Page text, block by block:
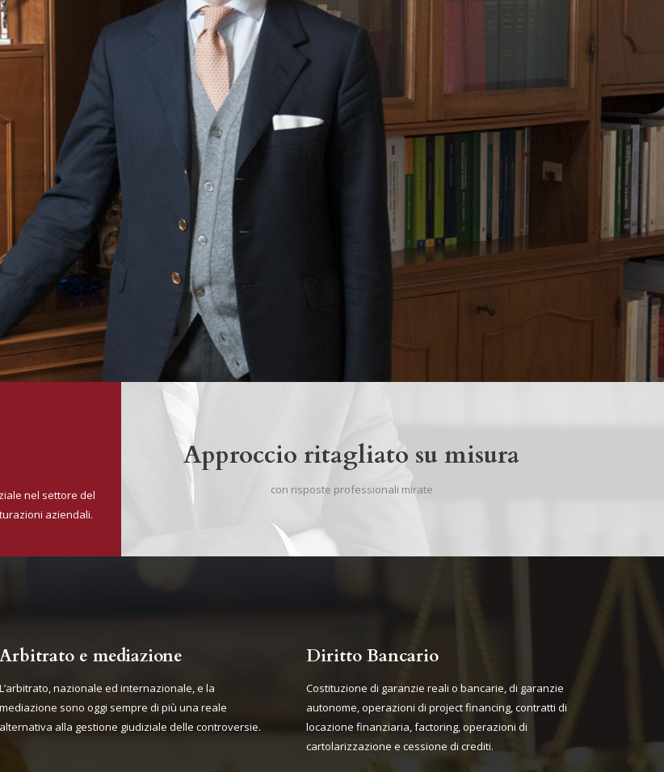
nel settore del
aziendali.
Approccio ritagliato su misura
con risposte professionali mirate
Arbitrato e mediazione
L’arbitrato, nazionale ed internazionale, e la
mediazione sono oggi sempre di più una reale
alternativa alla gestione giudiziale delle controversie.
Diritto Bancario
Costituzione di garanzie reali o bancarie, di garanzie
autonome, operazioni di project financing, contratti di
locazione finanziaria, factoring, operazioni di
cartolarizzazione e cessione di crediti.